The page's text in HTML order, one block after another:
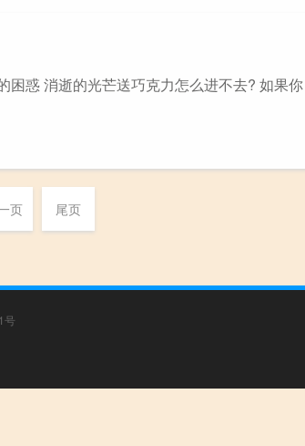
困惑 消逝的光芒送巧克力怎么进不去? 如果你
页 尾页
号